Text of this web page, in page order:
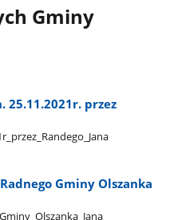
Gminy
25.11.2021r. przez
Gminy Olszanka